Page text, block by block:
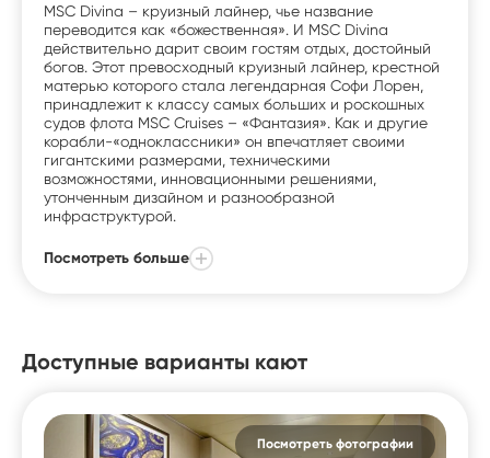
MSC Divina – круизный лайнер, чье название
переводится как «божественная». И MSC Divina
действительно дарит своим гостям отдых, достойный
богов. Этот превосходный круизный лайнер, крестной
матерью которого стала легендарная Софи Лорен,
принадлежит к классу самых больших и роскошных
судов флота MSC Cruises – «Фантазия». Как и другие
корабли-«одноклассники» он впечатляет своими
гигантскими размерами, техническими
возможностями, инновационными решениями,
утонченным дизайном и разнообразной
инфраструктурой.
Посмотреть больше
Доступные варианты кают
Посмотреть фотографии